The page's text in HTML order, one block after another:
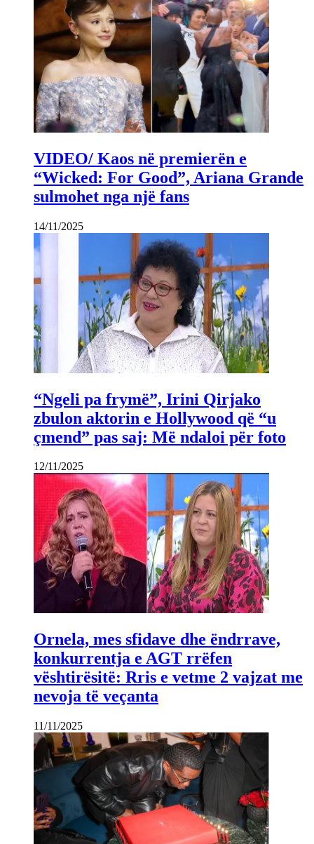
VIDEO/ Kaos në premierën e
“Wicked: For Good”, Ariana Grande
sulmohet nga një fans
14/11/2025
“Ngeli pa frymë”, Irini Qirjako
zbulon aktorin e Hollywood që “u
çmend” pas saj: Më ndaloi për foto
12/11/2025
Ornela, mes sfidave dhe ëndrrave,
konkurrentja e AGT rrëfen
vështirësitë: Rris e vetme 2 vajzat me
nevoja të veçanta
11/11/2025